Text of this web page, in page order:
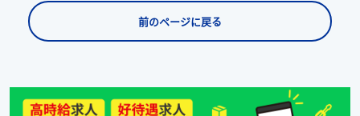
前のページに戻る